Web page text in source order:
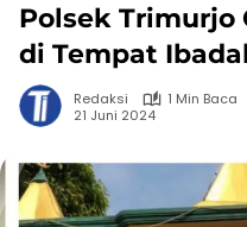
Polsek Trimurjo
di Tempat
Redaksi
1 Min Baca
21 Juni 2024